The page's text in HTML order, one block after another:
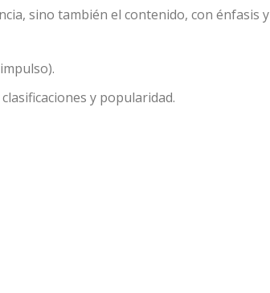
sino también el contenido, con énfasis y
y popularidad.